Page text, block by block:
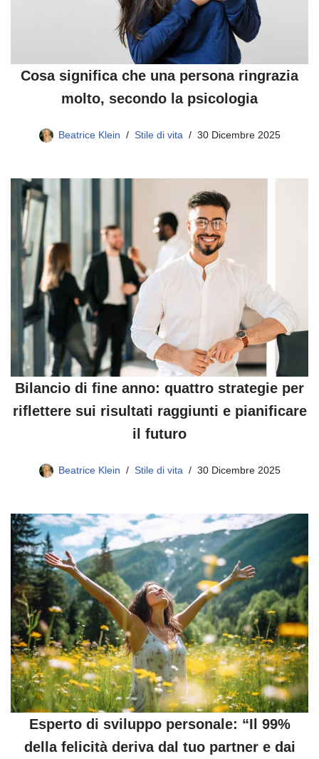
Cosa significa che una persona ringrazia
molto, secondo la psicologia
Beatrice Klein Stile di vita 30 Dicembre 2025
Bilancio di fine anno: quattro strategie per
riflettere sui risultati raggiunti e pianificare
il futuro
Beatrice Klein Stile di vita 30 Dicembre 2025
Esperto di sviluppo personale: “Il 99%
della felicità deriva dal tuo partner e dai